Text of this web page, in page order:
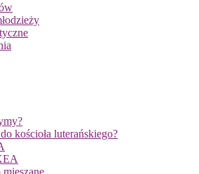
kościoła luterańskiego?
mieszane